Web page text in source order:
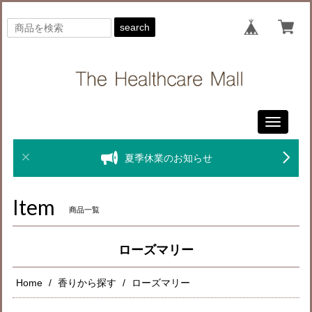
search
Toggle
夏季休業のお知らせ
Item 商品一覧
ローズマリー
Home 香りから探す ローズマリー